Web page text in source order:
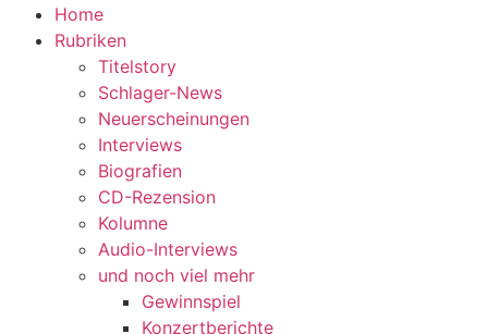
Home
Rubriken
Titelstory
Schlager-News
Neuerscheinungen
Interviews
Biografien
CD-Rezension
Kolumne
Audio-Interviews
und noch viel mehr
Gewinnspiel
Konzertberichte